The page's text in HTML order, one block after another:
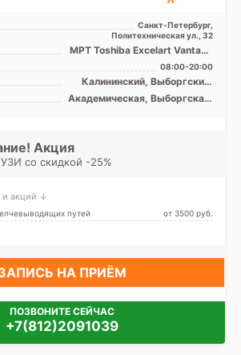
Санкт-Петербург,
Политехническая ул., 32
МРТ Toshiba Excelart Vantage
1.5T закрытый тип, КТ
Toshiba Aquilion 32 ...
08:00-20:00
Калининский, Выборгский,
Красногвардейский,
Петроградский, Приморский
Академическая, Выборгская,
Мужества, Политехническая,
Проспект Просвещения,
Акция
со скидкой -25%
и акций ↓
путей от 3500 pуб.
НА ПРИЁМ
ПОЗВОНИТЕ СЕЙЧАС
+7(812)2091039